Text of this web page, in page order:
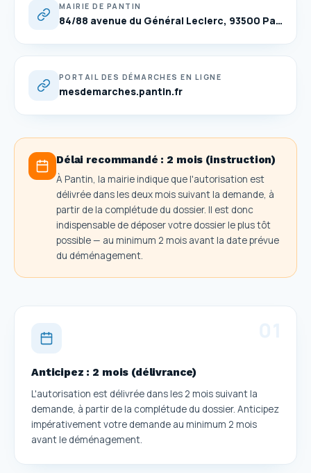
MAIRIE DE PANTIN
84/88 avenue du Général Leclerc, 93500 Pantin — lundi-vendredi 8h30-12h30 / 13h30-17h30 (jeudi matin fermé), samedi 8h30-12h30 (état civil)
PORTAIL DES DÉMARCHES EN LIGNE
mesdemarches.pantin.fr
Délai recommandé : 2 mois (instruction)
À Pantin, la mairie indique que l'autorisation est
délivrée dans les deux mois suivant la demande, à
partir de la complétude du dossier. Il est donc
indispensable de déposer votre dossier le plus tôt
possible — au minimum 2 mois avant la date prévue
du déménagement.
Anticipez : 2 mois (délivrance)
L'autorisation est délivrée dans les 2 mois suivant la
demande, à partir de la complétude du dossier. Anticipez
impérativement votre demande au minimum 2 mois
avant le déménagement.